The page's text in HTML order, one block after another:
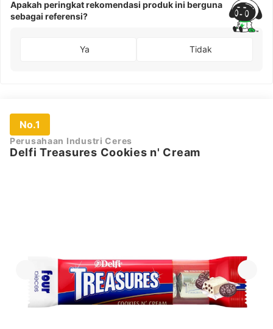
Apakah peringkat rekomendasi produk ini berguna
sebagai referensi?
Ya Tidak
No.1
Perusahaan Industri Ceres
Delfi Treasures Cookies n' Cream